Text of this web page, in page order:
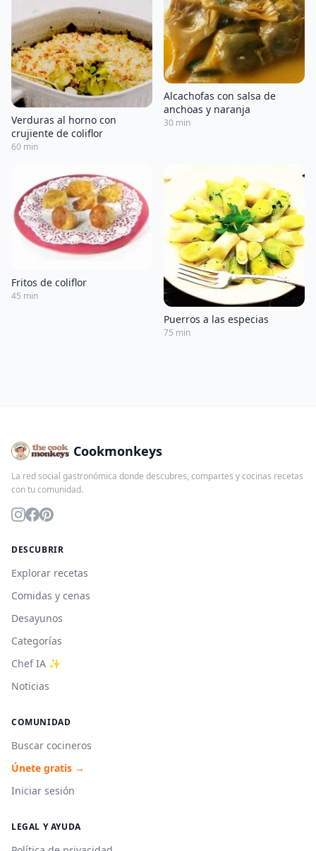
Verduras al horno con
crujiente de coliflor
60 min
Alcachofas con salsa de
anchoas y naranja
30 min
Fritos de coliflor
45 min
Puerros a las especias
75 min
Cookmonkeys
La red social gastronómica donde descubres, compartes y cocinas recetas
con tu comunidad.
DESCUBRIR
Explorar recetas
Comidas y cenas
Desayunos
Categorías
Chef IA ✨
Noticias
COMUNIDAD
Buscar cocineros
Únete gratis →
Iniciar sesión
LEGAL Y AYUDA